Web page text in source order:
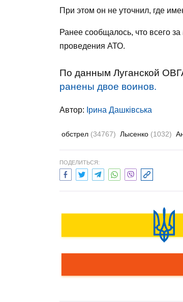
При этом он не уточнил, где
Ранее сообщалось, что всего
проведения АТО.
По данным Луганской
ранены двое воинов.
Автор: Ірина Дашківська
обстрел (34767) Лысенко (1032)
ПОДЕЛИТЬСЯ: